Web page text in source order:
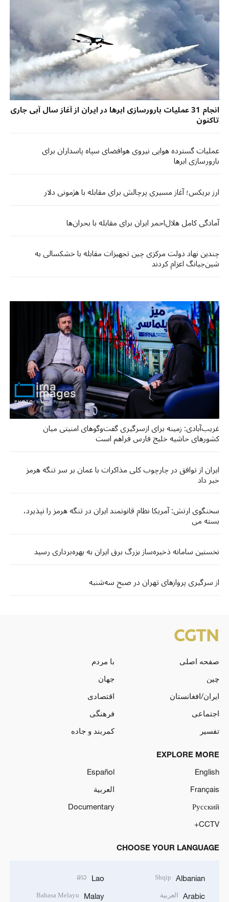
انجام 31 عملیات بارورسازی ابرها در ایران از آغاز سال آبی جاری
تاکنون
عملیات گسترده هوایی نیروی هوافضای سپاه پاسداران برای
بارورسازی ابرها
ارز بریکس؛ آغاز مسیری پرچالش برای مقابله با هژمونی دلار
آمادگی کامل هلال‌احمر ایران برای مقابله با بحران‌ها
چندین نهاد دولت مرکزی چین تجهیزات مقابله با خشکسالی به
شین‌جیانگ اعزام کردند
غریب‌آبادی: زمینه برای ازسرگیری گفت‌وگوهای امنیتی میان
کشورهای حاشیه خلیج فارس فراهم است
ایران از توافق در چارچوب کلی مذاکرات با عمان بر سر تنگه هرمز
خبر داد
سخنگوی ارتش: آمریکا نظام قانونمند ایران در تنگه هرمز را نپذیرد،
بسته می‌
نخستین سامانه ذخیره‌ساز بزرگ برق ایران به بهره‌برداری رسید
از سرگیری پروازهای تهران در صبح سه‌شنبه
صفحه اصلی
با مردم
چین
جهان
ایران/افغانستان
اقتصادی
اجتماعی
فرهنگی
تفسیر
کمربند و جاده
EXPLORE MORE
English
Español
Français
العربية
Русский
Documentary
CCTV+
CHOOSE YOUR LANGUAGE
Albanian
Shqip
Arabic العربية
Lao
ລາວ
Malay
Bahasa Melayu